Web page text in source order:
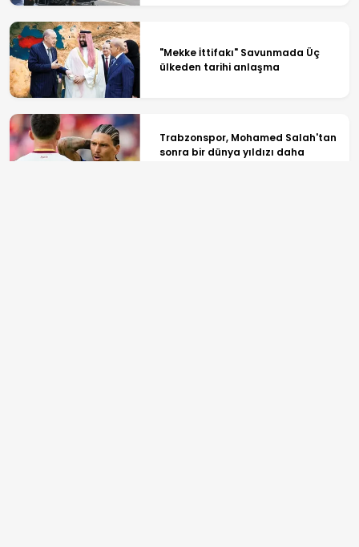
"Mekke İttifakı" Savunmada Üç
ülkeden tarihi anlaşma
Trabzonspor, Mohamed Salah'tan
sonra bir dünya yıldızı daha